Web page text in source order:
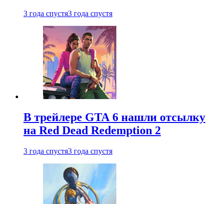
3 года спустя3 года спустя
В трейлере GTA 6 нашли отсылку
на Red Dead Redemption 2
3 года спустя3 года спустя